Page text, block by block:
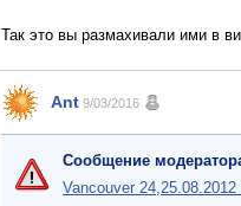
Так это вы размахивали ими в
Ant 9/03/2016
Сообщение
Vancouver